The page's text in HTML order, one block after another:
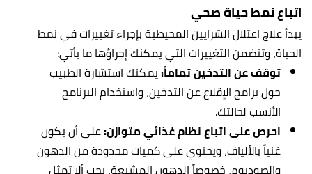
اتباع نمط حياة صحي
يبدأ علاج اعتلال الشرايين المحيطية بإجراء تغييرات في نمط
الحياة، وتتضمن التغييرات التي يمكنك إجراؤها ما يأتي:
توقف عن التدخين تماماً:يمكنك استشارة الطبيب
حول برامج الإقلاع عن التدخين، واستخدام البرنامج
الأنسب لحالتك.
احرص على اتباع نظام غذائي متوازن:على أن يكون
غنياً بالألياف، ويحتوي على كميات محدودة من الدهون